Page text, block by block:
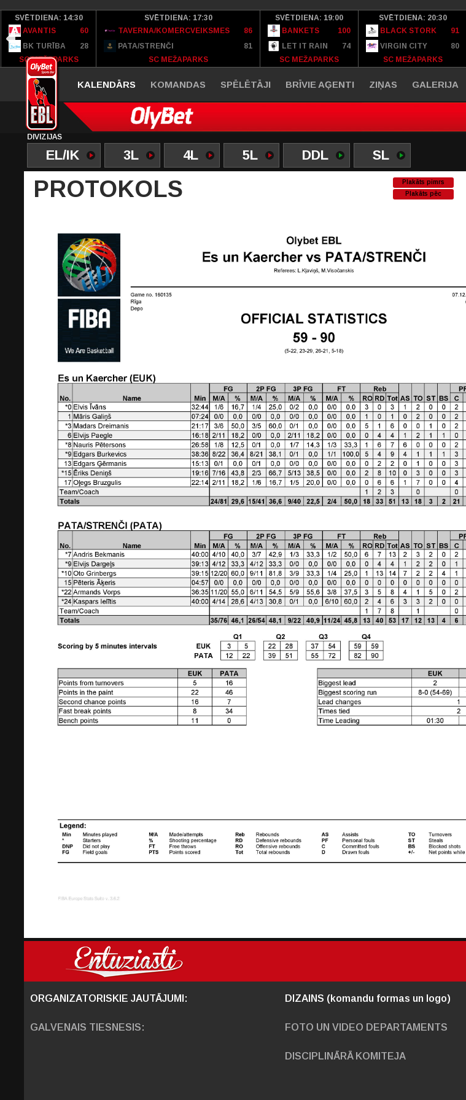
SVĒTDIENA: 14:30
AVANTIS
60
BK TURĪBA
28
SC MEŽAPARKS
SVĒTDIENA: 17:30
TAVERNA/KOMERCVEIKSMES
86
PATA/STRENČI
81
SC MEŽAPARKS
SVĒTDIENA: 19:00
BANKETS
100
LET IT RAIN
74
SC MEŽAPARKS
SVĒTDIENA: 20:30
BLACK STORK
91
VIRGIN CITY
80
SC MEŽAPARKS
KALENDĀRS KOMANDAS SPĒLĒTĀJI BRĪVIE AĢENTI ZIŅAS GALERIJA
DIVĪZIJAS
EL/IK 3L 4L 5L DDL SL
PROTOKOLS
Plakāts pimrs
Plakāts pēc
ORGANIZATORISKIE JAUTĀJUMI:
GALVENAIS TIESNESIS:
DIZAINS (komandu formas un logo)
FOTO UN VIDEO DEPARTAMENTS
DISCIPLINĀRĀ KOMITEJA